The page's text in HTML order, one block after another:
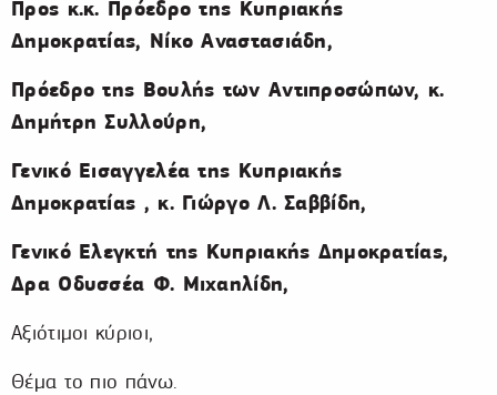
Προς κ.κ. Πρόεδρο της Κυπριακής
Δημοκρατίας, Νίκο Αναστασιάδη,
Πρόεδρο της Βουλής των Αντιπροσώπων, κ.
Δημήτρη Συλλούρη,
Γενικό Εισαγγελέα της Κυπριακής
Δημοκρατίας , κ. Γιώργο Λ. Σαββίδη,
Γενικό Ελεγκτή της Κυπριακής Δημοκρατίας,
Δρα Οδυσσέα Φ. Μιχαηλίδη,
Αξιότιμοι κύριοι,
Θέμα το πιο πάνω.